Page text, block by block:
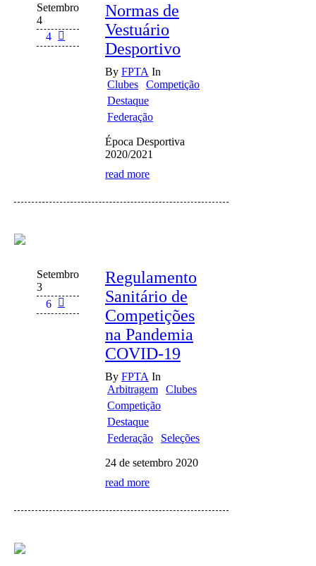
Setembro
4
4
Normas de
Vestuário
Desportivo
By FPTA In
Clubes
Competição
Destaque
Federação
Época Desportiva
2020/2021
read more
Setembro
3
6
Regulamento
Sanitário de
Competições
na Pandemia
COVID-19
By FPTA In
Arbitragem
Clubes
Competição
Destaque
Federação
Seleções
24 de setembro 2020
read more